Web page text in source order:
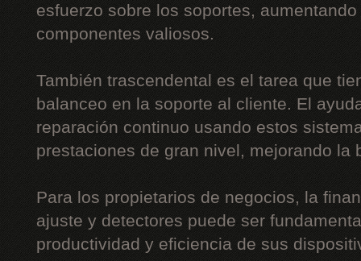
esfuerzo sobre los soportes,
componentes valiosos.
También trascendental es el tarea que
balanceo en la soporte al cliente. El
reparación continuo usando estos
prestaciones de gran nivel, mejorando la
Para los propietarios de negocios, la
ajuste y detectores puede ser
productividad y eficiencia de sus